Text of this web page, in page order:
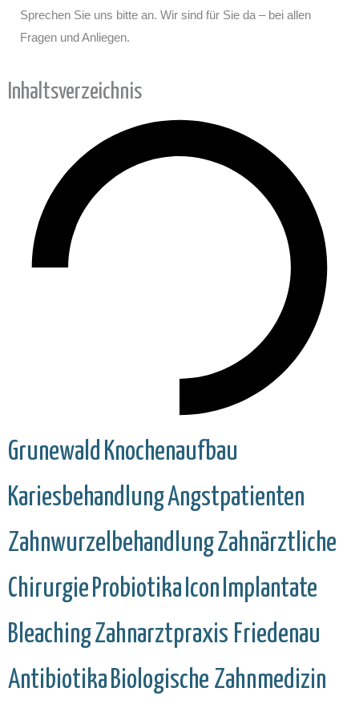
Inhaltsverzeichnis
Grunewald Knochenaufbau
KariesbehandlungAngstpatienten
ZahnwurzelbehandlungZahnärztliche
Chirurgie Probiotika Icon Implantate
BleachingZahnarztpraxis Friedenau
Antibiotika Biologische Zahnmedizin
Sprechen Sie uns bitte an. Wir sind für Sie da – bei allen
Fragen und Anliegen.